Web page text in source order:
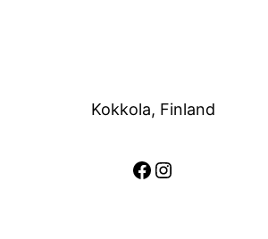
Kokkola, Finland
Facebook
Instagram